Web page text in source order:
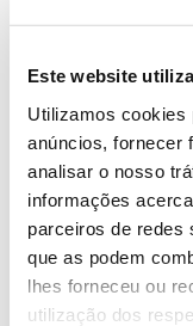
Este website
Utilizamos cookies
anúncios, fornecer
analisar o nosso
informações
parceiros de redes
que as podem
lhes forneceu ou
utilização dos
os interessados
práticas culturais
13.07.2026
Genoma do
conhecer para